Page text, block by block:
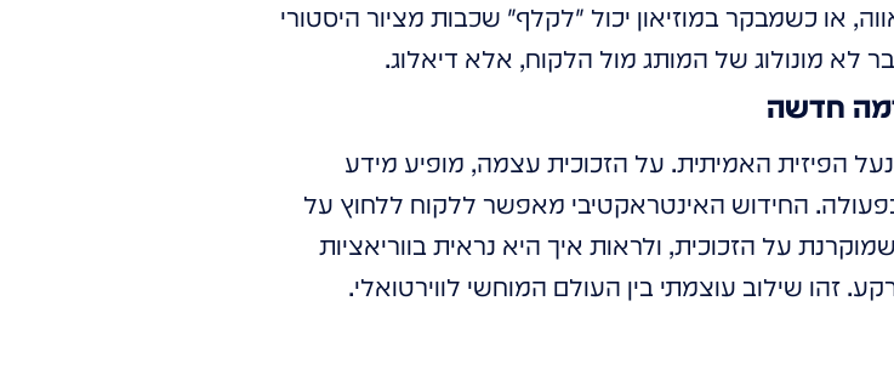
או כשמבקר במוזיאון יכול "לקלף" שכבות מציור היסטורי
לא מונולוג של המותג מול הלקוח, אלא דיאלוג.
הפיזית האמיתית. על הזכוכית עצמה, מופיע מידע
בפעולה. החידוש האינטראקטיבי מאפשר ללקוח ללחוץ על
על הזכוכית, ולראות איך היא נראית בווריאציות
זהו שילוב עוצמתי בין העולם המוחשי לווירטואלי.